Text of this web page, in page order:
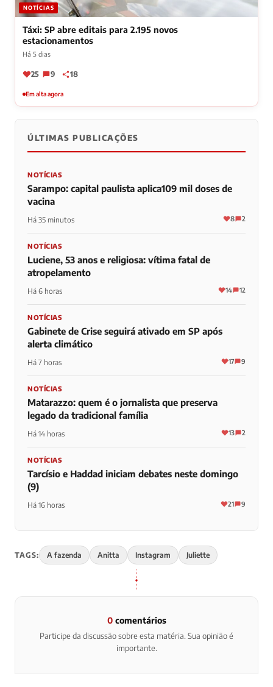
NOTÍCIAS
Táxi: SP abre editais para 2.195 novos
estacionamentos
Há 5 dias
25 9 18
Em alta agora
ÚLTIMAS PUBLICAÇÕES
NOTÍCIAS
Sarampo: capital paulista aplica109 mil doses de
vacina
Há 35 minutos 8 2
NOTÍCIAS
Luciene, 53 anos e religiosa: vítima fatal de
atropelamento
Há 6 horas 14 12
NOTÍCIAS
Gabinete de Crise seguirá ativado em SP após
alerta climático
Há 7 horas 17 9
NOTÍCIAS
Matarazzo: quem é o jornalista que preserva
legado da tradicional família
Há 14 horas 13 2
NOTÍCIAS
Tarcísio e Haddad iniciam debates neste domingo
(9)
Há 16 horas 21 9
TAGS: A fazenda Anitta Instagram Juliette
0comentários
Participe da discussão sobre esta matéria. Sua opinião é
importante.